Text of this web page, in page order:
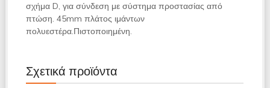
σχήμα D, για σύνδεση με σύστημα προστασίας από
πτώση. 45mm πλάτος ιμάντων
πολυεστέρα.Πιστοποιημένη.
Σχετικά προϊόντα